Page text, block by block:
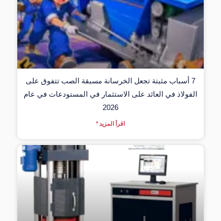
7 أسباب مثبتة تجعل الخرسانة مسبقة الصب تتفوق على
الفولاذ في العائد على الاستثمار في المستودعات في عام
2026
اقرأ المزيد "